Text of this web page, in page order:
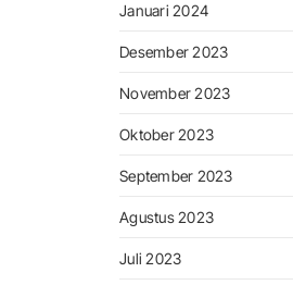
Januari 2024
Desember 2023
November 2023
Oktober 2023
September 2023
Agustus 2023
Juli 2023